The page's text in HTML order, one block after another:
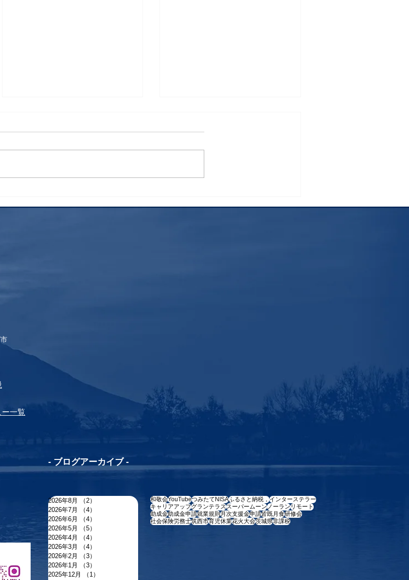
-​ ブログアーカイブ -
2026年8月 （2）
2026年7月
（4）
2026年6月
（4）
2026年5月
（5）
2026年4月
（4）
2026年3月
（4）
2026年2月
（3）
2026年1月
（3）
2025年12月
（1）
和敬会YouTubeつみたてNISAふるさと納税，インターステラー
キャリアアップグランテラススーパームーンノーランリモート
助成金助成金申請就業規則月次支援金申請皆既月食研修会
社会保険労務士筑西市育児休業花火大会茨城県非課税
⼀覧